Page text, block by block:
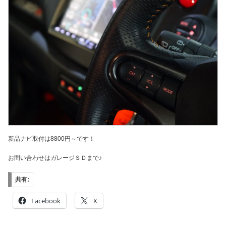
新品ナビ取付は8800円～です！
お問い合わせはガレージＳＤまで♪
共有:
Facebook X